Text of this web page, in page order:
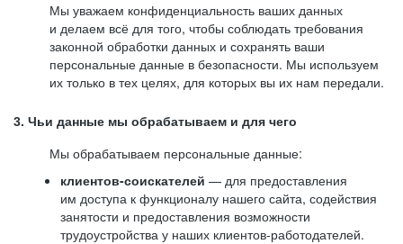
Мы уважаем конфиденциальность ваших данных
и делаем всё для того, чтобы соблюдать требования
законной обработки данных и сохранять ваши
персональные данные в безопасности. Мы используем
их только в тех целях, для которых вы их нам передали.
3. Чьи данные мы обрабатываем и для чего
Мы обрабатываем персональные данные:
клиентов-соискателей — для предоставления
им доступа к функционалу нашего сайта, содействия
занятости и предоставления возможности
трудоустройства у наших клиентов-работодателей.